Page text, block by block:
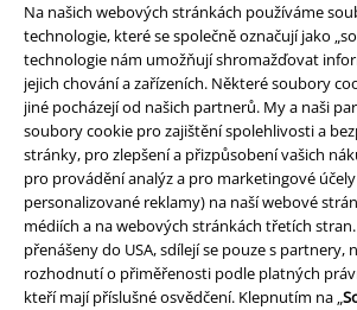
Na našich webových stránkách používáme
technologie, které se společně označují jako
technologie nám umožňují shromažďovat
jejich chování a zařízeních. Některé soubory
jiné pocházejí od našich partnerů. My a naši
soubory cookie pro zajištění spolehlivosti a
stránky, pro zlepšení a přizpůsobení vašich
pro provádění analýz a pro marketingové
personalizované reklamy) na naší webové
médiích a na webových stránkách třetích
přenášeny do USA, sdílejí se pouze s partnery,
rozhodnutí o přiměřenosti podle platných
kteří mají příslušné osvědčení. Klepnutím na „
EMP aplikaci
Stáhněte si novou EMP aplikaci zdarma a
funkce a výhody!
A Warner Music Group